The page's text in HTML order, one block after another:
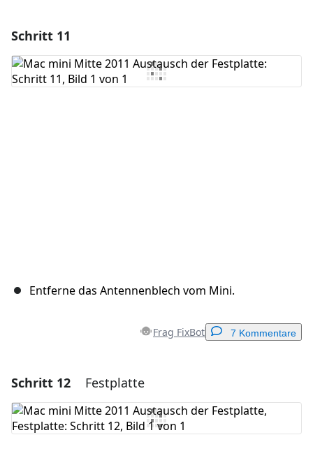
Kommentar hinzufügen
Schritt 11
Entferne das Antennenblech vom Mini.
Frag FixBot 7 Kommentare
Einen Kommentar hinzufügen
Kommentar hinzufügen
Schritt 12 Festplatte